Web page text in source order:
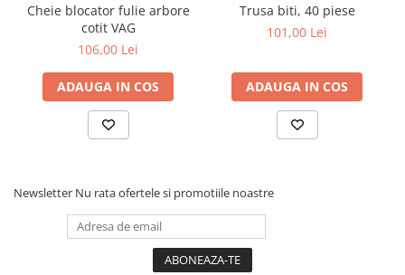
Cheie blocator fulie arbore
cotit VAG
106,00 Lei
ADAUGA IN COS
Trusa biti, 40 piese
101,00 Lei
ADAUGA IN COS
Newsletter Nu rata ofertele si promotiile noastre